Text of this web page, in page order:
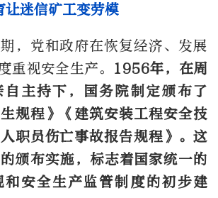
让迷信矿工变劳模
，党和政府在恢复经济、发展
重视安全生产。
1956年，在周
自主持下，国务院制定颁布了
规程》《建筑安装工程安全技
职员伤亡事故报告规程》。这
颁布实施，标志着国家统一的
和安全生产监管制度的初步建